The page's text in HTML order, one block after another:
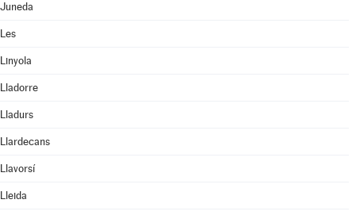
Juneda
Les
Linyola
Lladorre
Lladurs
Llardecans
Llavorsí
Lleida